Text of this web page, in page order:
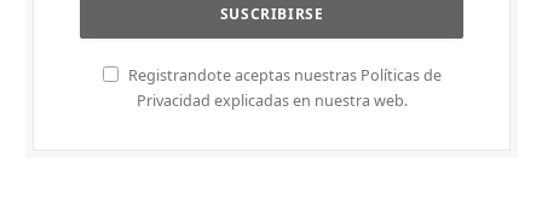
Registrandote aceptas nuestras Políticas de
Privacidad explicadas en nuestra web.